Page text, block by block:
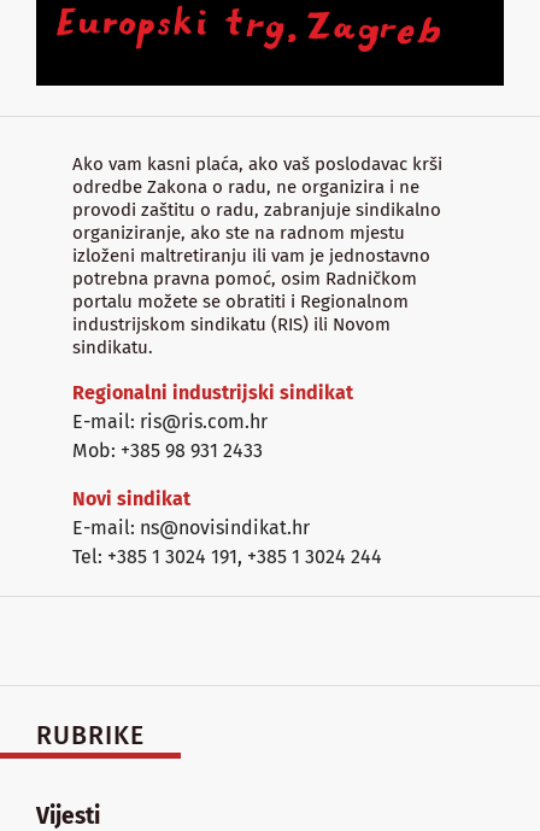
Ako vam kasni plaća, ako vaš poslodavac krši
odredbe Zakona o radu, ne organizira i ne
provodi zaštitu o radu, zabranjuje sindikalno
organiziranje, ako ste na radnom mjestu
izloženi maltretiranju ili vam je jednostavno
potrebna pravna pomoć, osim Radničkom
portalu možete se obratiti i Regionalnom
industrijskom sindikatu (RIS) ili Novom
sindikatu.
Regionalni industrijski sindikat
E-mail: ris@ris.com.hr
Mob: +385 98 931 2433
Novi sindikat
E-mail: ns@novisindikat.hr
Tel: +385 1 3024 191, +385 1 3024 244
RUBRIKE
Vijesti